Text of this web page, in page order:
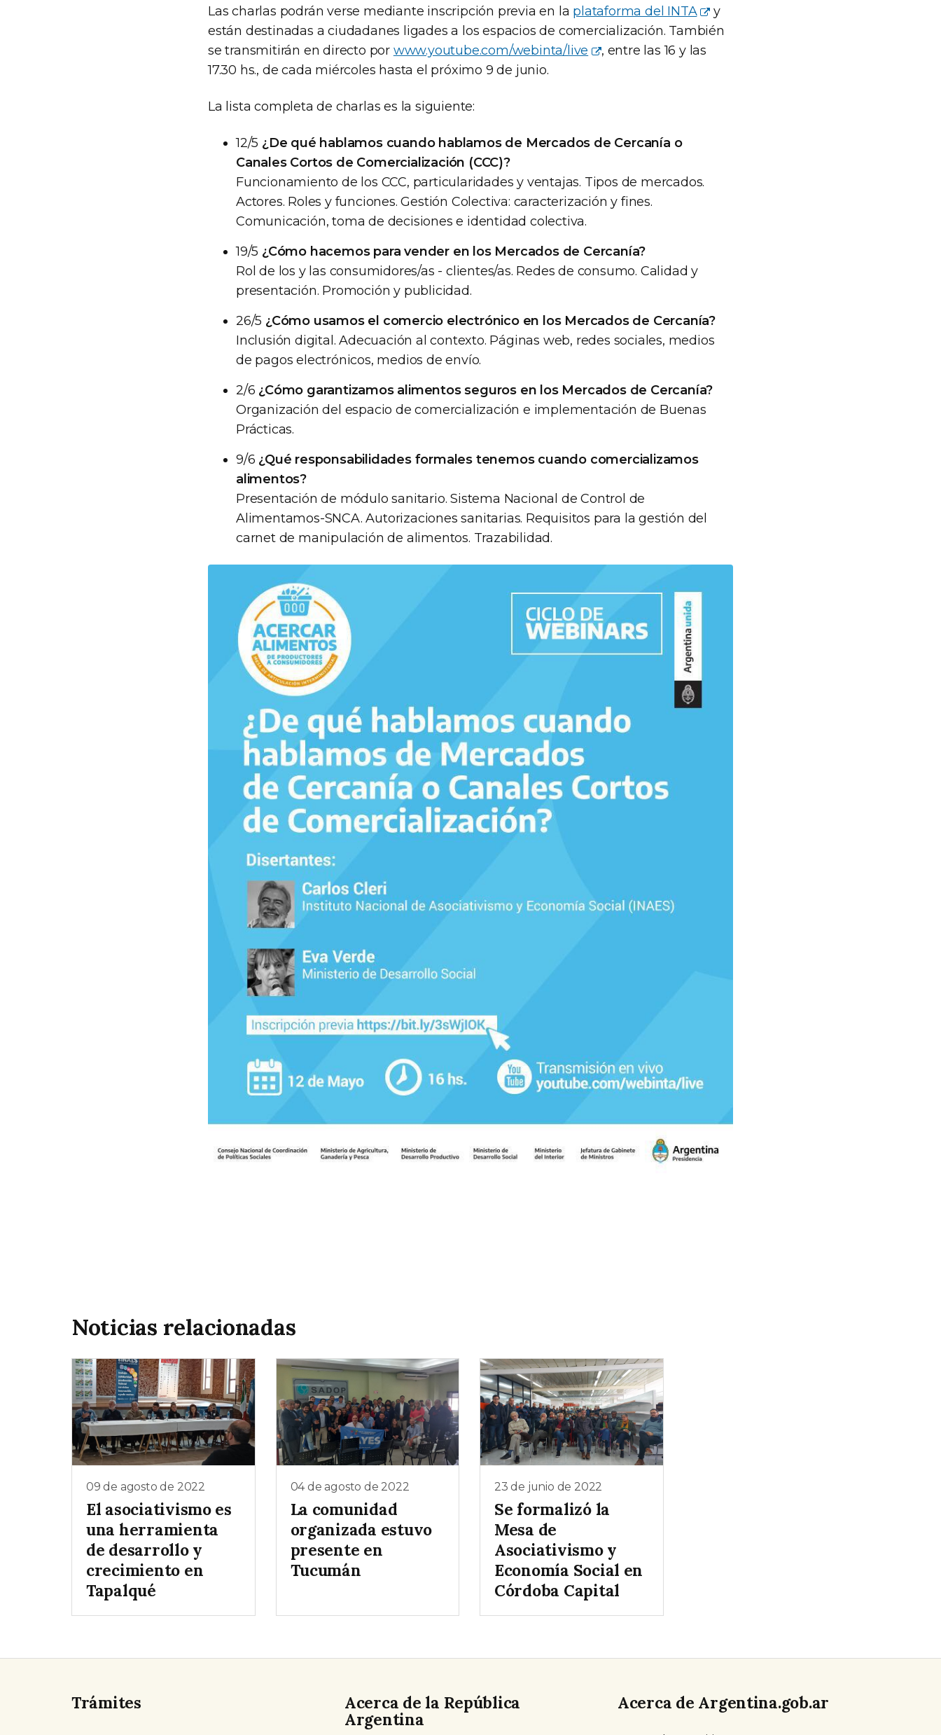
Las charlas podrán verse mediante inscripción previa en la plataforma del INTA
y
están destinadas a ciudadanes ligades a los espacios de comercialización. También
se transmitirán en directo por www.youtube.com/webinta/live
, entre las 16 y las
17.30 hs., de cada miércoles hasta el próximo 9 de junio.
La lista completa de charlas es la siguiente:
12/5 ¿De qué hablamos cuando hablamos de Mercados de Cercanía o
Canales Cortos de Comercialización (CCC)?
Funcionamiento de los CCC, particularidades y ventajas. Tipos de mercados.
Actores. Roles y funciones. Gestión Colectiva: caracterización y fines.
Comunicación, toma de decisiones e identidad colectiva.
19/5 ¿Cómo hacemos para vender en los Mercados de Cercanía?
Rol de los y las consumidores/as - clientes/as. Redes de consumo. Calidad y
presentación. Promoción y publicidad.
26/5 ¿Cómo usamos el comercio electrónico en los Mercados de Cercanía?
Inclusión digital. Adecuación al contexto. Páginas web, redes sociales, medios
de pagos electrónicos, medios de envío.
2/6 ¿Cómo garantizamos alimentos seguros en los Mercados de Cercanía?
Organización del espacio de comercialización e implementación de Buenas
Prácticas.
9/6 ¿Qué responsabilidades formales tenemos cuando comercializamos
alimentos?
Presentación de módulo sanitario. Sistema Nacional de Control de
Alimentamos-SNCA. Autorizaciones sanitarias. Requisitos para la gestión del
carnet de manipulación de alimentos. Trazabilidad.
Noticias relacionadas
09 de agosto de 2022
El asociativismo es
una herramienta
de desarrollo y
crecimiento en
Tapalqué
04 de agosto de 2022
La comunidad
organizada estuvo
presente en
Tucumán
23 de junio de 2022
Se formalizó la
Mesa de
Asociativismo y
Economía Social en
Córdoba Capital
Trámites
Acerca de la República
Argentina
Acerca de Argentina.gob.ar